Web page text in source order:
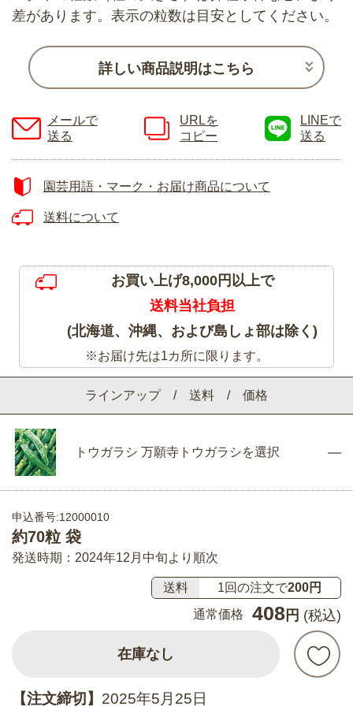
ラインアップ / 送料 / 価格
トウガラシ 万願寺トウガラシを選択
申込番号:12000010
約70粒 袋
発送時期：2024年12月中旬より順次
送料 1回の注文で200円
通常価格
408 円 (税込)
在庫なし
【注文締切】 2025年5月25日
差があります。表示の粒数は目安としてください。
詳しい商品説明はこちら
メールで
送る
URLを
コピー
LINEで
送る
園芸用語・マーク・お届け商品について
送料について
お買い上げ8,000円以上で
送料当社負担
(北海道、沖縄、および島しょ部は除く)
※お届け先は1カ所に限ります。